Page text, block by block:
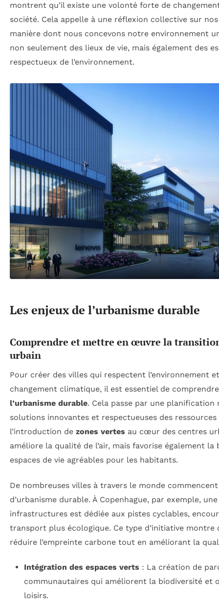
montrent qu’il existe une volonté forte de
société. Cela appelle à une réflexion collective sur
manière dont nous concevons notre environnement
non seulement des lieux de vie, mais également des
respectueux de l’environnement.
Les enjeux de l’urbanisme durable
Comprendre et mettre en œuvre la
urbain
Pour créer des villes qui respectent l’environnement
changement climatique, il est essentiel de
l’urbanisme durable. Cela passe par une
solutions innovantes et respectueuses des
l’introduction de zones vertes au cœur des centres
améliore la qualité de l’air, mais favorise également
espaces de vie agréables pour les habitants.
De nombreuses villes à travers le monde
d’urbanisme durable. À Copenhague, par exemple,
infrastructures est dédiée aux pistes cyclables,
transport plus écologique. Ce type d’initiative montre
réduire l’empreinte carbone tout en améliorant la
Intégration des espaces verts : La création de
communautaires qui améliorent la biodiversité et
loisirs.